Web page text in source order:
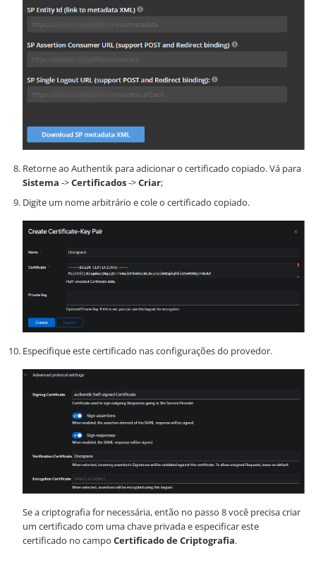
Retorne ao Authentik para adicionar o certificado copiado. Vá para
Sistema ->Certificados->Criar;
Digite um nome arbitrário e cole o certificado copiado.
Especifique este certificado nas configurações do provedor.
Se a criptografia for necessária, então no passo 8 você precisa criar
um certificado com uma chave privada e especificar este
certificado no campo Certificado de Criptografia.